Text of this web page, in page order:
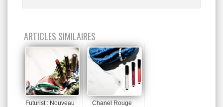
ARTICLES SIMILAIRES
Futurist : Nouveau
Chanel Rouge